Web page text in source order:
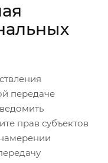
передаче
прав субъектов